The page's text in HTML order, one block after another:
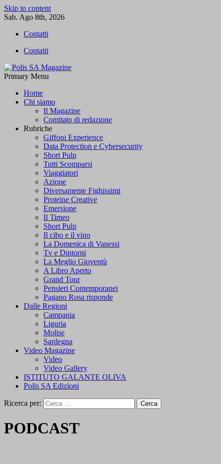
Skip to content
Sab. Ago 8th, 2026
Contatti
Contatti
Primary Menu
Home
Chi siamo
Il Magazine
Comitato di redazione
Rubriche
Giffoni Experience
Data Protection e Cybersecurity
Short Pulp
Tutti Scomparsi
Viaggiatori
Azione
Diversamente Fighissimi
Proteine Creative
Emersione
Il Timeo
Short Pulp
Il cibo e il vino
La Domenica di Vanessi
Tv e Dintorni
La Meglio Gioventù
A Libro Aperto
Grand Tour
Pensieri Contemporanei
Pagano Rosa risponde
Dalle Regioni
Campania
Liguria
Molise
Sardegna
Video Magazine
Video
Video Gallery
ISTITUTO GALANTE OLIVA
Polis SA Edizioni
Ricerca per:
PODCAST